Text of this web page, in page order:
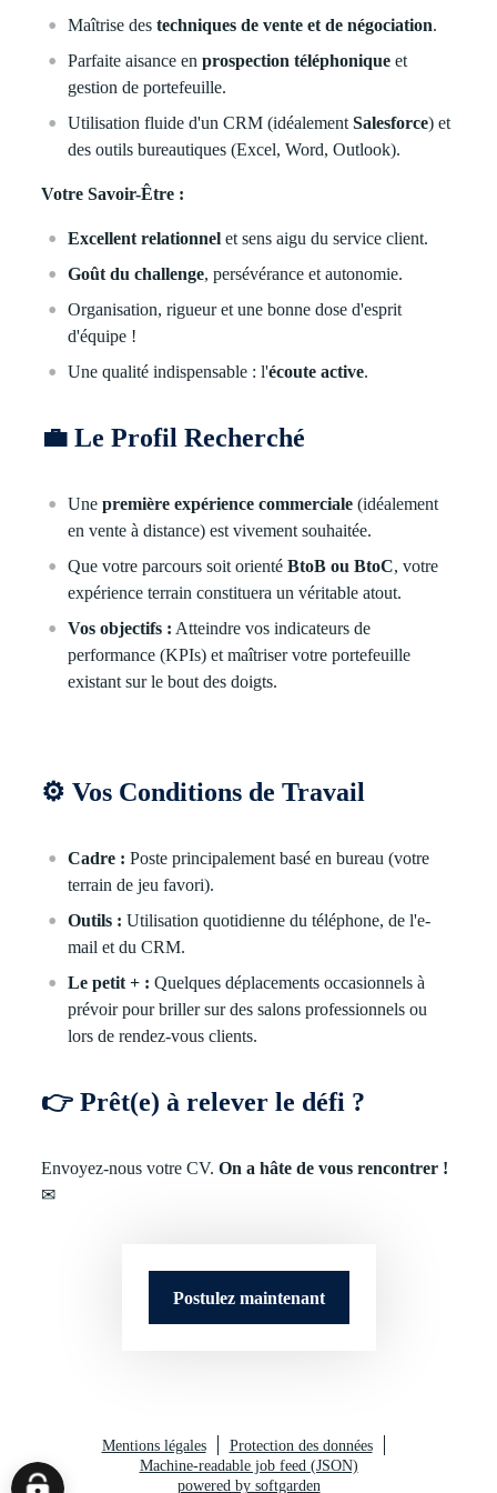
Maîtrise destechniques de vente et de négociation.
Parfaite aisance enprospection téléphonique et
gestion de portefeuille.
Utilisation fluide d'un CRM (idéalementSalesforce) et
des outils bureautiques (Excel, Word, Outlook).
Votre Savoir-Être :
Excellent relationnel et sens aigu du service client.
Goût du challenge, persévérance et autonomie.
Organisation, rigueur et une bonne dose d'esprit
d'équipe !
Une qualité indispensable : l'écoute active.
💼 Le Profil Recherché
Unepremière expérience commerciale (idéalement
en vente à distance) est vivement souhaitée.
Que votre parcours soit orientéBtoB ou BtoC, votre
expérience terrain constituera un véritable atout.
Vos objectifs : Atteindre vos indicateurs de
performance (KPIs) et maîtriser votre portefeuille
existant sur le bout des doigts.
⚙ Vos Conditions de Travail
Cadre : Poste principalement basé en bureau (votre
terrain de jeu favori).
Outils : Utilisation quotidienne du téléphone, de l'e-
mail et du CRM.
Le petit + : Quelques déplacements occasionnels à
prévoir pour briller sur des salons professionnels ou
lors de rendez-vous clients.
👉 Prêt(e) à relever le défi ?
Envoyez-nous votre CV.On a hâte de vous rencontrer !
✉
Postulez maintenant
Mentions légales
Protection des données
Machine-readable job feed (JSON)
powered by softgarden